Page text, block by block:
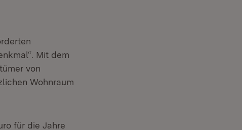
Mit dem
von
Wohnraum
für die Jahre